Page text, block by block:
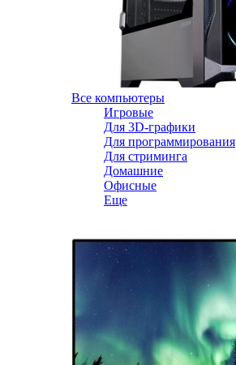
Все компьютеры
Игровые
Для 3D-графики
Для программирования
Для стриминга
Домашние
Офисные
Еще